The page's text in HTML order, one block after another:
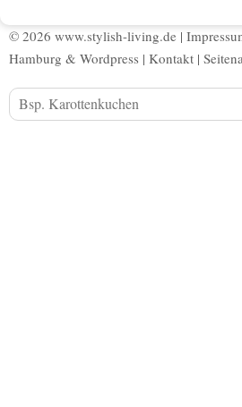
© 2026 www.stylish-living.de |
Hamburg & Wordpress | Kontakt |